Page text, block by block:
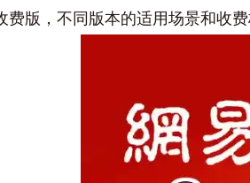
费版‌，不同版本的适用场景和收费